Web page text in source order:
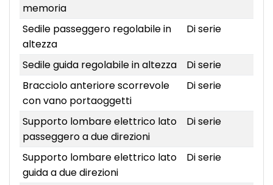
memoria
Sedile passeggero regolabile in
altezza
Di serie
Sedile guida regolabile in altezza
Di serie
Bracciolo anteriore scorrevole
con vano portaoggetti
Di serie
Supporto lombare elettrico lato
passeggero a due direzioni
Di serie
Supporto lombare elettrico lato
guida a due direzioni
Di serie